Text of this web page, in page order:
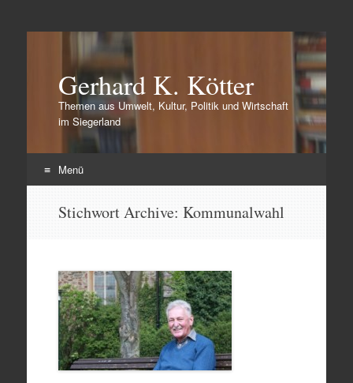
Gerhard K. Kötter
Themen aus Umwelt, Kultur, Politik und Wirtschaft
im Siegerland
Menü
Stichwort Archive: Kommunalwahl